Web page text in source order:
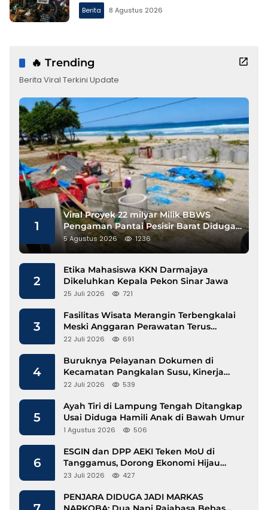
Berita 8 Agustus 2026
🔥 Trending
Berita Viral Terkini Update
1
Viral Proyek 22 milyar Milik BBWS
Pengaman Pantai Pesisir Barat Diduga
Gunakan Besi Banci
5 Agustus 2026 1236
2
Etika Mahasiswa KKN Darmajaya
Dikeluhkan Kepala Pekon Sinar Jawa
25 Juli 2026 721
3
Fasilitas Wisata Merangin Terbengkalai
Meski Anggaran Perawatan Terus
Mengalir
22 Juli 2026 691
4
Buruknya Pelayanan Dokumen di
Kecamatan Pangkalan Susu, Kinerja
Disdukcapil Langkat Disorot
22 Juli 2026 539
5
Ayah Tiri di Lampung Tengah Ditangkap
Usai Diduga Hamili Anak di Bawah Umur
1 Agustus 2026 506
6
ESGIN dan DPP AEKI Teken MoU di
Tanggamus, Dorong Ekonomi Hijau
Berbasis Kopi dan Perdagangan Karbon
23 Juli 2026 427
PENJARA DIDUGA JADI MARKAS